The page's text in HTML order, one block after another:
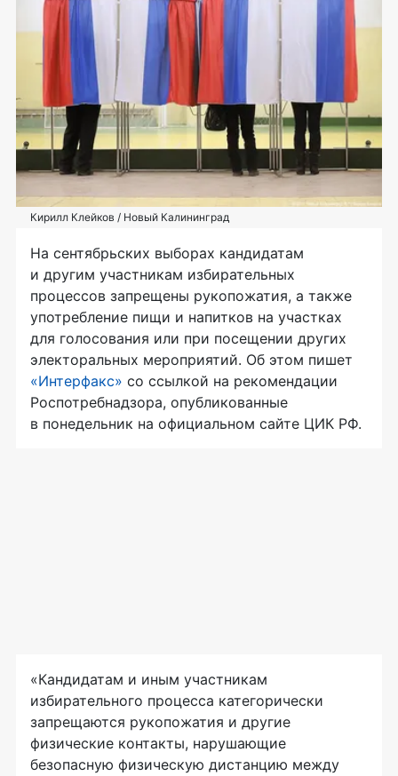
Кирилл Клейков / Новый Калининград
На сентябрьских выборах кандидатам
и другим участникам избирательных
процессов запрещены рукопожатия, а также
употребление пищи и напитков на участках
для голосования или при посещении других
электоральных мероприятий. Об этом пишет
«Интерфакс» со ссылкой на рекомендации
Роспотребнадзора, опубликованные
в понедельник на официальном сайте ЦИК РФ.
«Кандидатам и иным участникам
избирательного процесса категорически
запрещаются рукопожатия и другие
физические контакты, нарушающие
безопасную физическую дистанцию между